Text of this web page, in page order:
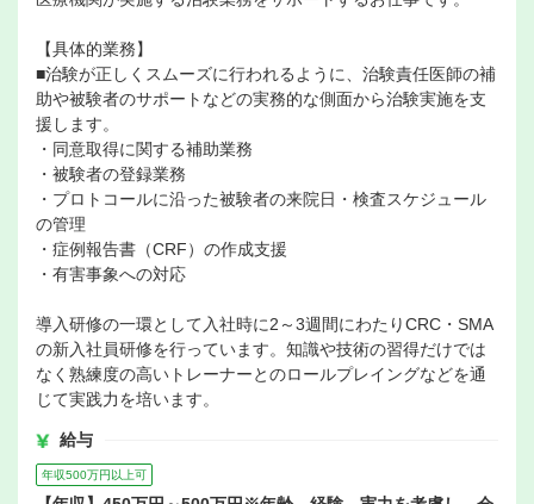
【具体的業務】
■治験が正しくスムーズに行われるように、治験責任医師の補
助や被験者のサポートなどの実務的な側面から治験実施を支
援します。
・同意取得に関する補助業務
・被験者の登録業務
・プロトコールに沿った被験者の来院日・検査スケジュール
の管理
・症例報告書（CRF）の作成支援
・有害事象への対応
導入研修の一環として入社時に2～3週間にわたりCRC・SMA
の新入社員研修を行っています。知識や技術の習得だけでは
なく熟練度の高いトレーナーとのロールプレイングなどを通
じて実践力を培います。
給与
年収500万円以上可